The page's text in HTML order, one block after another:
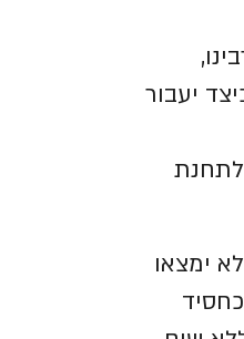
יעבור
ימצאו